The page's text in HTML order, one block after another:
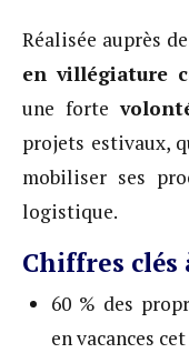
Réalisée auprès
en villégiature
une forte
projets estivaux,
mobiliser ses
logistique.
Chiffres
60 % des
en vacances